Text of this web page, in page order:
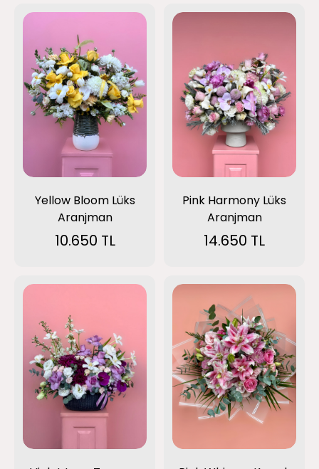
Yellow Bloom Lüks
Aranjman
10.650 TL
Pink Harmony Lüks
Aranjman
14.650 TL